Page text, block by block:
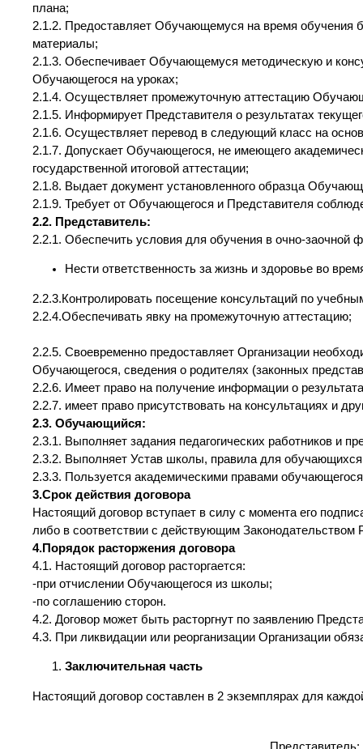
плана;
2.1.2. Предоставляет Обучающемуся на время обучения
материалы;
2.1.3. Обеспечивает Обучающемуся методическую и
Обучающегося на уроках;
2.1.4. Осуществляет промежуточную аттестацию
2.1.5. Информирует Представителя о результатах
2.1.6. Осуществляет перевод в следующий класс на
2.1.7. Допускает Обучающегося, не имеющего
государственной итоговой аттестации;
2.1.8. Выдает документ установленного образца
2.1.9. Требует от Обучающегося и Представителя
2.2. Представитель:
2.2.1. Обеспечить условия для обучения в очно-заочной
Нести ответственность за жизнь и здоровье во
2.2.3.Контролировать посещение консультаций по
2.2.4.Обеспечивать явку на промежуточную аттестацию;
2.2.5. Своевременно предоставляет Организации
Обучающегося, сведения о родителях (законных
2.2.6. Имеет право на получение информации о
2.2.7. имеет право присутствовать на консультациях и
2.3. Обучающийся:
2.3.1. Выполняет задания педагогических работников и
2.3.2. Выполняет Устав школы, правила для
2.3.3. Пользуется академическими правами
3.Срок действия договора
Настоящий договор вступает в силу с момента его
либо в соответствии с действующим Законодательством
4.Порядок расторжения договора
4.1. Настоящий договор расторгается:
-при отчислении Обучающегося из школы;
-по соглашению сторон.
4.2. Договор может быть расторгнут по заявлению
4.3. При ликвидации или реорганизации Организации
Заключительная часть
Настоящий договор составлен в 2 экземплярах для
Представитель: